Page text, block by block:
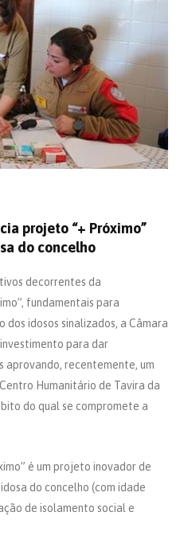
projeto “+ Próximo”
do concelho
decorrentes da
fundamentais para
idosos sinalizados, a Câmara
para dar
aprovando, recentemente, um
Humanitário de Tavira da
do qual se compromete a
é um projeto inovador de
do concelho (com idade
de isolamento social e